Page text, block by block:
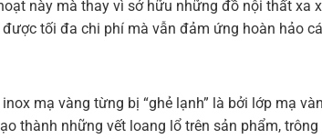
này mà thay vì sở hữu những đồ nội thất
tối đa chi phí mà vẫn đảm ứng hoàn hảo
mạ vàng từng bị “ghẻ lạnh” là bởi lớp mạ
thành những vết loang lổ trên sản phẩm,